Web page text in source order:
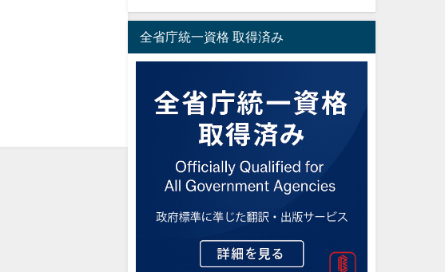
全省庁統一資格 取得済み